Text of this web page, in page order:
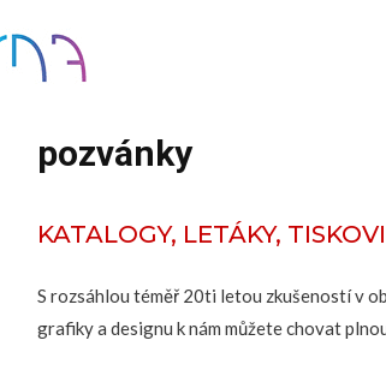
pozvánky
KATALOGY, LETÁKY,
S rozsáhlou téměř 20ti letou zkušeností v
grafiky a designu k nám můžete chovat